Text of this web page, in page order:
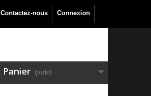
Connexion
Contactez-nous
Panier (vide)